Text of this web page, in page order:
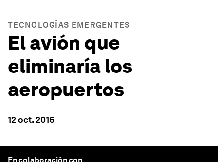
TECNOLOGÍAS EMERGENTES
El avión que
eliminaría los
aeropuertos
12 oct. 2016
En colaboración con